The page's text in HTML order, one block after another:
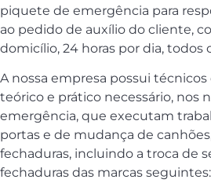
piquete de emergência para
ao pedido de auxílio do cliente,
domicílio, 24 horas por dia, todos
A nossa empresa possui
teórico e prático necessário, nos
emergência, que executam
portas e de mudança de
fechaduras, incluindo a troca de
fechaduras das marcas seguintes: